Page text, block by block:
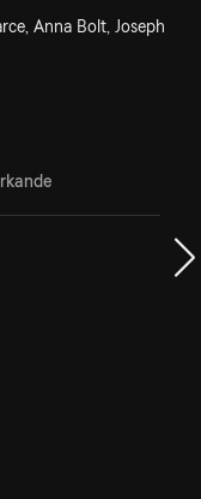
Anna Bolt, Joseph